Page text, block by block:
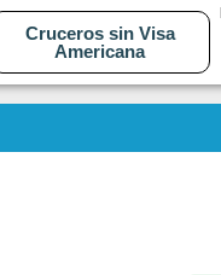
Cruceros sin Visa
Americana